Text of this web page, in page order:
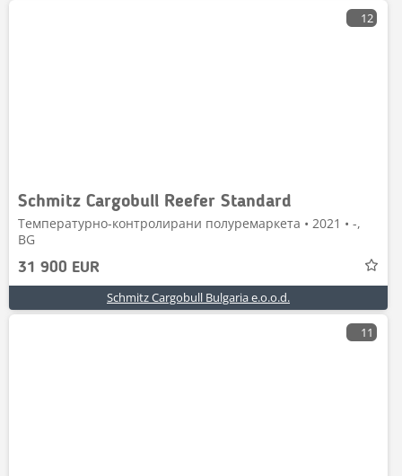
12
Schmitz Cargobull Reefer Standard
Температурно-контролирани полуремаркета • 2021 • -,
BG
31 900 EUR
Schmitz Cargobull Bulgaria e.o.o.d.
11